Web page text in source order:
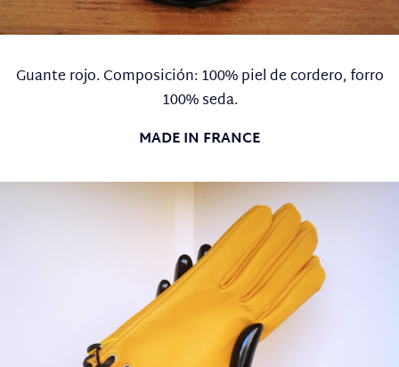
Guante rojo. Composición: 100% piel de cordero, forro
100% seda.
MADE IN FRANCE